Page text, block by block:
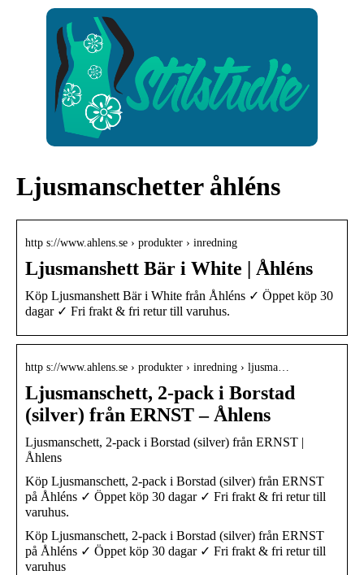
Ljusmanschetter åhléns
http s://www.ahlens.se › produkter › inredning
Ljusmanshett Bär i White | Åhléns
Köp Ljusmanshett Bär i White från Åhléns ✓ Öppet köp 30
dagar ✓ Fri frakt & fri retur till varuhus.
http s://www.ahlens.se › produkter › inredning › ljusma…
Ljusmanschett, 2-pack i Borstad
(silver) från ERNST – Åhlens
Ljusmanschett, 2-pack i Borstad (silver) från ERNST |
Åhlens
Köp Ljusmanschett, 2-pack i Borstad (silver) från ERNST
på Åhléns ✓ Öppet köp 30 dagar ✓ Fri frakt & fri retur till
varuhus.
Köp Ljusmanschett, 2-pack i Borstad (silver) från ERNST
på Åhléns ✓ Öppet köp 30 dagar ✓ Fri frakt & fri retur till
varuhus